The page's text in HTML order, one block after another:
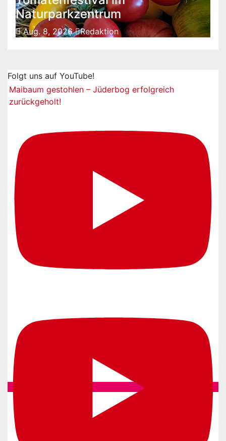
Naturparkzentrum
Aug. 8, 2026 Redaktion
Folgt uns auf YouTube!
Maibaum gestohlen – Jüderbog erfolgreich
zurückgeholt!